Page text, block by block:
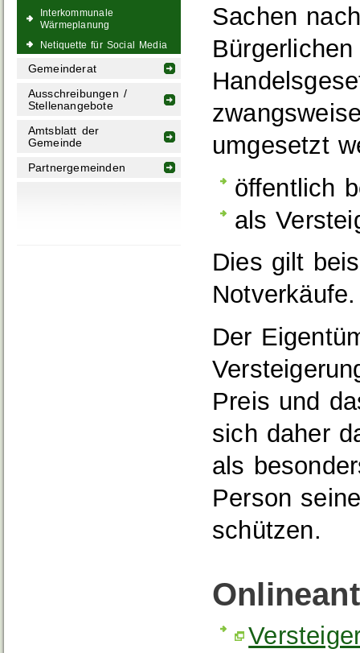
Interkommunale
Wärmeplanung
Netiquette für Social Media
Gemeinderat
Ausschreibungen /
Stellenangebote
Amtsblatt der
Gemeinde
Partnergemeinden
Sachen
umgesetzt
öffentlich
als
Dies gilt
Notverkäufe.
Der
Preis und
sich daher
als
Person
schützen.